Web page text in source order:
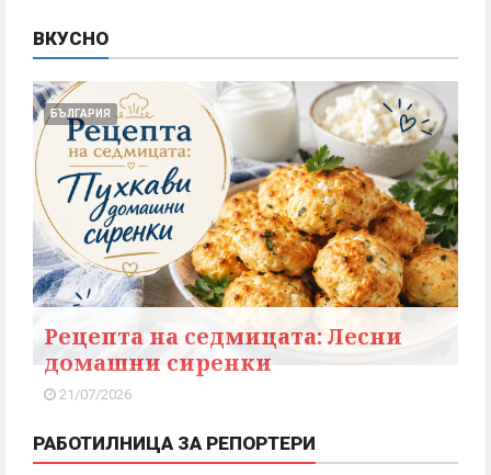
ВКУСНО
БЪЛГАРИЯ
Рецепта на седмицата: Лесни
домашни сиренки
21/07/2026
РАБОТИЛНИЦА ЗА РЕПОРТЕРИ